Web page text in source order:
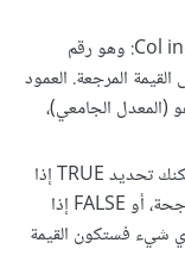
رقم العمود في النطاق Col index num: وهو رقم
المرجعة. العمود
(المعدل الجامعي)،
بحث المدى Range lookup: يمكنك تحديد TRUE إذا
كنت تريد تطابقًا تقريبيًا للقيمة المرجحة، أو FALSE إذا
شيء فستكون القيمة